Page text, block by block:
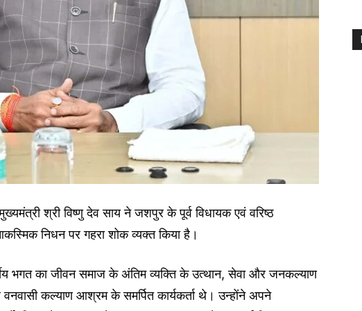
श्री विष्णु देव साय ने जशपुर के पूर्व विधायक एवं वरिष्ठ
निधन पर गहरा शोक व्यक्त किया है।
भगत का जीवन समाज के अंतिम व्यक्ति के उत्थान, सेवा और जनकल्याण
वनवासी कल्याण आश्रम के समर्पित कार्यकर्ता थे। उन्होंने अपने